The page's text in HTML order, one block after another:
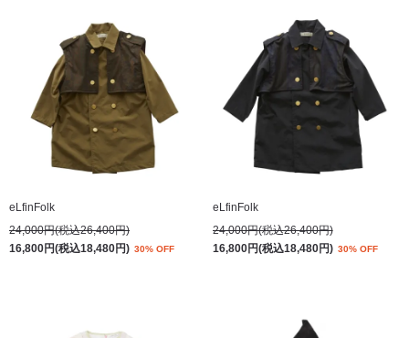
eLfinFolk
24,000円(税込26,400円)
16,800円(税込18,480円) 30% OFF
eLfinFolk
24,000円(税込26,400円)
16,800円(税込18,480円) 30% OFF